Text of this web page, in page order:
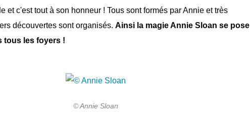
et c'est tout à son honneur ! Tous sont formés par Annie et très
découvertes sont organisés. Ainsi la magie Annie Sloan se pose
tous les foyers !
© Annie Sloan